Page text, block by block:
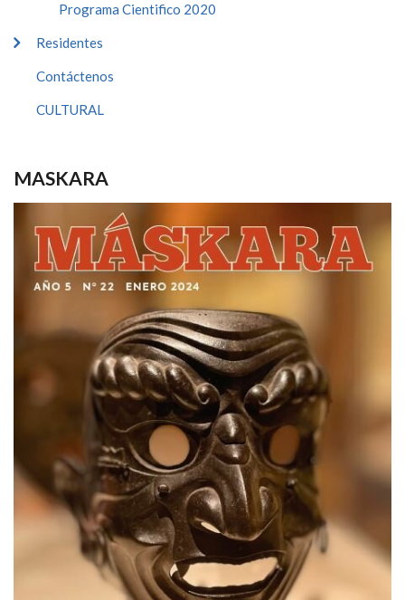
Programa Cientifico 2020
Residentes
Contáctenos
CULTURAL
MASKARA